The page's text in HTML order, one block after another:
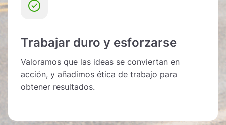
Trabajar duro y esforzarse
Valoramos que las ideas se conviertan en
acción, y añadimos ética de trabajo para
obtener resultados.